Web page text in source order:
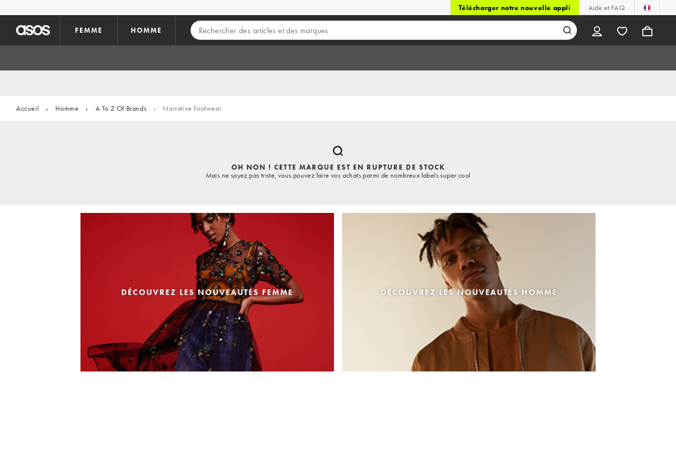
Télécharger notre nouvelle appli Aide et FAQ
FEMME HOMME
Accueil › Homme › A To Z Of Brands › Narrative Footwear
OH NON ! CETTE MARQUE EST EN RUPTURE DE STOCK
Mais ne soyez pas triste, vous pouvez faire vos achats parmi de nombreux labels super cool
DÉCOUVREZ LES NOUVEAUTÉS FEMME DÉCOUVREZ LES NOUVEAUTÉS HOMME